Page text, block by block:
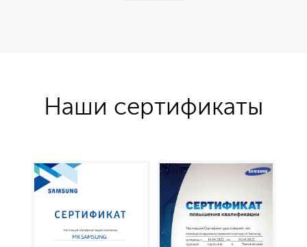
Наши сертификаты